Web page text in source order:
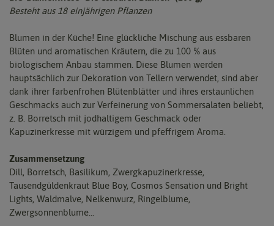
Besteht aus 18 einjährigen Pflanzen
Blumen in der Küche! Eine glückliche Mischung aus essbaren
Blüten und aromatischen Kräutern, die zu 100 % aus
biologischem Anbau stammen. Diese Blumen werden
hauptsächlich zur Dekoration von Tellern verwendet, sind aber
dank ihrer farbenfrohen Blütenblätter und ihres erstaunlichen
Geschmacks auch zur Verfeinerung von Sommersalaten beliebt,
z. B. Borretsch mit jodhaltigem Geschmack oder
Kapuzinerkresse mit würzigem und pfeffrigem Aroma.
Zusammensetzung
Dill, Borretsch, Basilikum, Zwergkapuzinerkresse,
Tausendgüldenkraut Blue Boy, Cosmos Sensation und Bright
Lights, Waldmalve, Nelkenwurz, Ringelblume,
Zwergsonnenblume...